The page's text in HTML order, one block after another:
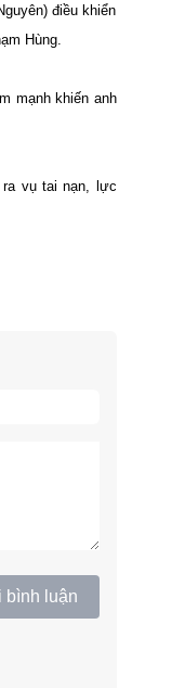
điều khiển
Hùng.
mạnh khiến anh
ra vụ tai nạn, lực
bình luận